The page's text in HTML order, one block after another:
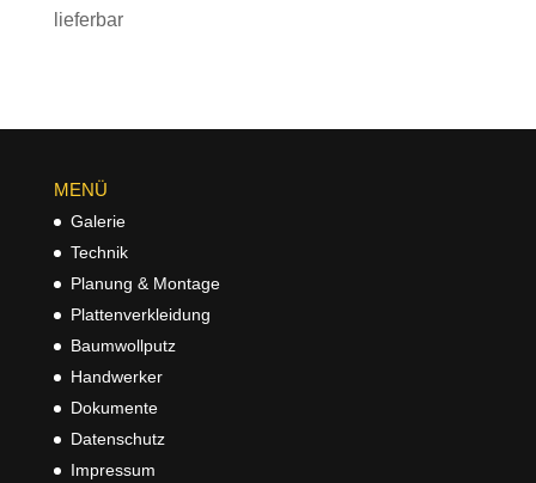
lieferbar
MENÜ
Galerie
Technik
Planung & Montage
Plattenverkleidung
Baumwollputz
Handwerker
Dokumente
Datenschutz
Impressum